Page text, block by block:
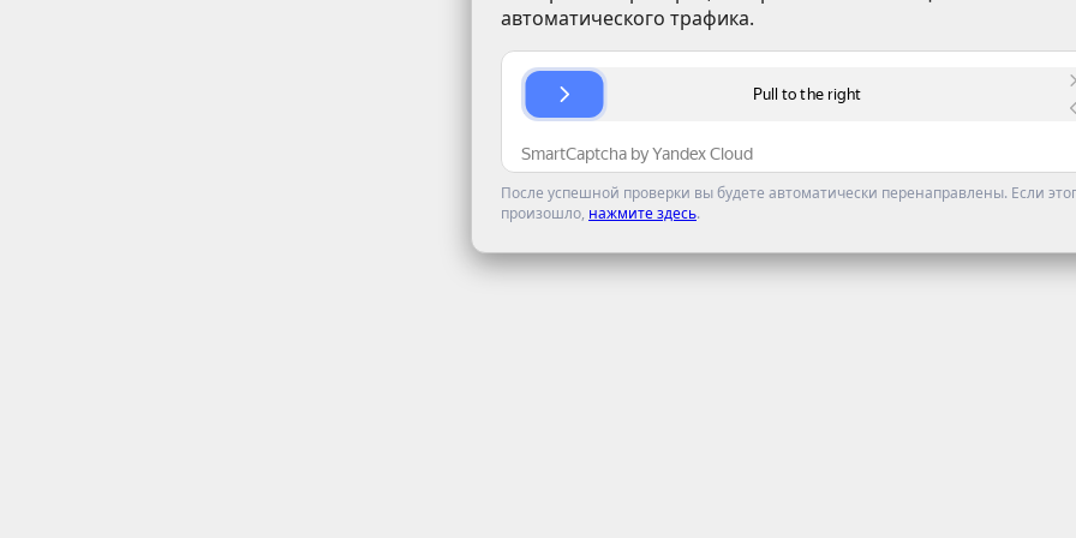
автоматического трафика.
После успешной проверки вы будете автоматически перенаправлены. Если
произошло, нажмите здесь.